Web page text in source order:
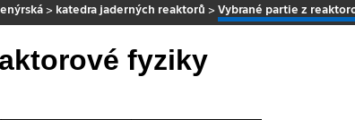
> katedra jaderných reaktorů >Vybrané partie z
fyziky